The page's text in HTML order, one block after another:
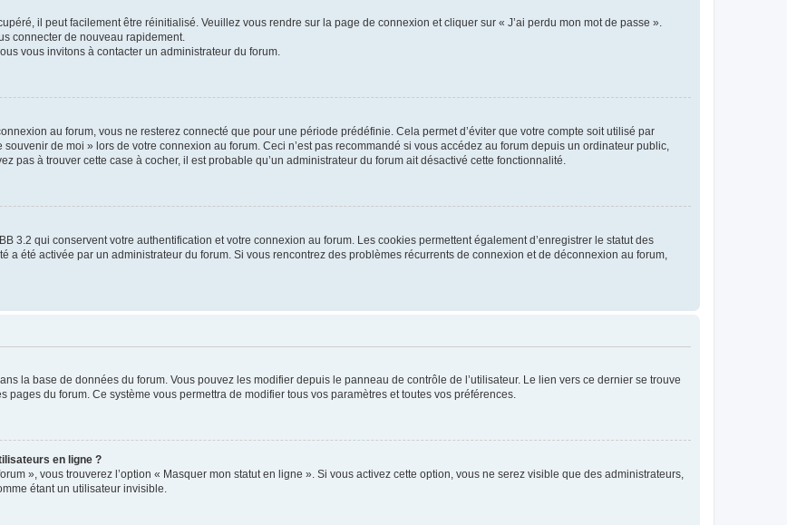
il peut facilement être réinitialisé. Veuillez vous rendre sur la page de connexion et cliquer sur « J’ai perdu mon mot de passe ».
connecter de nouveau rapidement.
vous invitons à contacter un administrateur du forum.
au forum, vous ne resterez connecté que pour une période prédéfinie. Cela permet d’éviter que votre compte soit utilisé par
de moi » lors de votre connexion au forum. Ceci n’est pas recommandé si vous accédez au forum depuis un ordinateur public,
pas à trouver cette case à cocher, il est probable qu’un administrateur du forum ait désactivé cette fonctionnalité.
3.2 qui conservent votre authentification et votre connexion au forum. Les cookies permettent également d’enregistrer le statut des
a été activée par un administrateur du forum. Si vous rencontrez des problèmes récurrents de connexion et de déconnexion au forum,
la base de données du forum. Vous pouvez les modifier depuis le panneau de contrôle de l’utilisateur. Le lien vers ce dernier se trouve
du forum. Ce système vous permettra de modifier tous vos paramètres et toutes vos préférences.
en ligne ?
», vous trouverez l’option « Masquer mon statut en ligne ». Si vous activez cette option, vous ne serez visible que des administrateurs,
étant un utilisateur invisible.